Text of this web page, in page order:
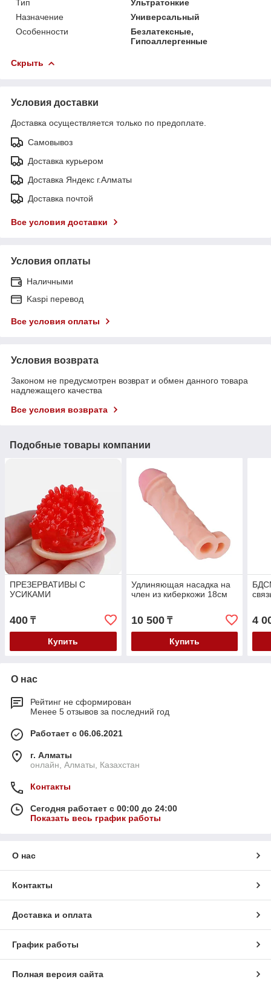
Тип
Ультратонкие
Назначение
Универсальный
Особенности
Безлатексные,
Гипоаллергенные
Скрыть
Условия доставки
Доставка осуществляется только по предоплате.
Самовывоз
Доставка курьером
Доставка Яндекс г.Алматы
Доставка почтой
Все условия доставки
Условия оплаты
Наличными
Kaspi перевод
Все условия оплаты
Условия возврата
Законом не предусмотрен возврат и обмен данного товара
надлежащего качества
Все условия возврата
Подобные товары компании
ПРЕЗЕРВАТИВЫ С
УСИКАМИ
400 ₸
Купить
Удлиняющая насадка на
член из киберкожи 18см
10 500₸
Купить
4
О нас
Рейтинг не сформирован
Менее 5 отзывов за последний год
Работает с 06.06.2021
г. Алматы
онлайн, Алматы, Казахстан
Контакты
Сегодня работает с 00:00 до 24:00
Показать весь график работы
О нас
Контакты
Доставка и оплата
График работы
Полная версия сайта